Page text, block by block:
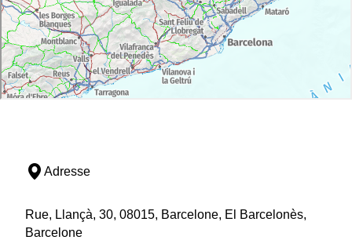
Adresse
Rue, Llançà, 30, 08015, Barcelone, El Barcelonès,
Barcelone